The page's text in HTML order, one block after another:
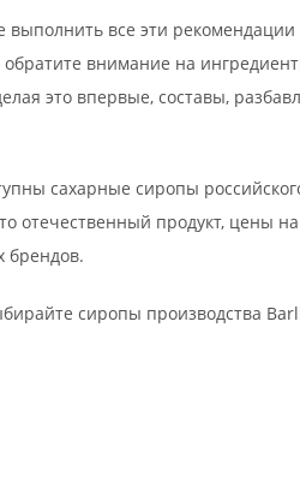
выполнить все эти
обратите внимание на
это впервые, составы,
сахарные сиропы
отечественный продукт, цены
брендов.
сиропы производства